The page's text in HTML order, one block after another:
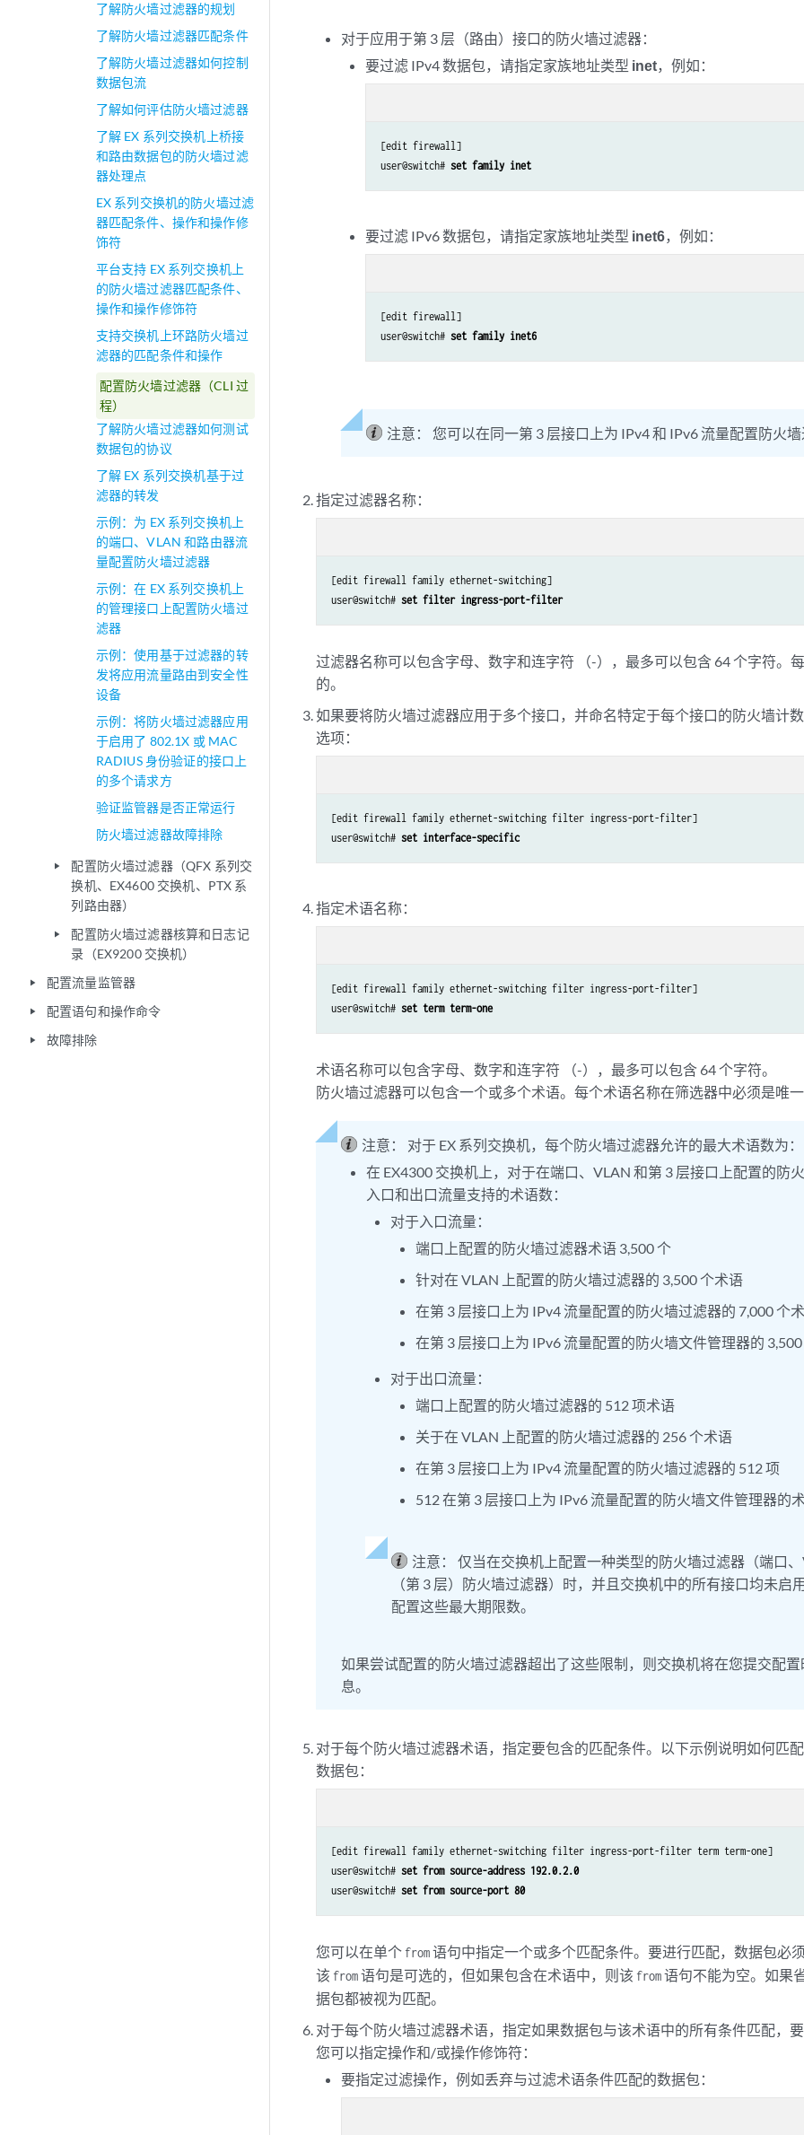
了解防火墙过滤器的规划
了解防火墙过滤器匹配条件
了解防火墙过滤器如何控制
数据包流
了解如何评估防火墙过滤器
了解 EX 系列交换机上桥接
和路由数据包的防火墙过滤
器处理点
EX 系列交换机的防火墙过滤
器匹配条件、操作和操作修
饰符
平台支持 EX 系列交换机上
的防火墙过滤器匹配条件、
操作和操作修饰符
支持交换机上环路防火墙过
滤器的匹配条件和操作
配置防火墙过滤器（CLI 过
程）
了解防火墙过滤器如何测试
数据包的协议
了解 EX 系列交换机基于过
滤器的转发
示例：为 EX 系列交换机上
的端口、VLAN 和路由器流
量配置防火墙过滤器
示例：在 EX 系列交换机上
的管理接口上配置防火墙过
滤器
示例：使用基于过滤器的转
发将应用流量路由到安全性
设备
示例：将防火墙过滤器应用
于启用了 802.1X 或 MAC
RADIUS 身份验证的接口上
的多个请求方
验证监管器是否正常运行
防火墙过滤器故障排除
play_arrow
配置防火墙过滤器（QFX 系列交
换机、EX4600 交换机、PTX 系
列路由器）
play_arrow
配置防火墙过滤器核算和日志记
录（EX9200 交换机）
play_arrow 配置流量监管器
play_arrow 配置语句和操作命令
play_arrow 故障排除
对于应用于第 3 层（路由）接口的防火墙过滤器：
要过滤 IPv4 数据包，请指定家族地址类型 inet，例如：
[edit firewall]
user@switch# set family inet
要过滤 IPv6 数据包，请指定家族地址类型 inet6，例如：
[edit firewall]
user@switch# set family inet6
注意： 您可以在同一第 3 层接口上为 IPv4 和 IPv6 流量配置防火墙
指定过滤器名称：
[edit firewall family ethernet-switching]
user@switch# set filter ingress-port-filter
过滤器名称可以包含字母、数字和连字符 （-），最多可以包含 64 个字符。
的。
如果要将防火墙过滤器应用于多个接口，并命名特定于每个接口的防火墙计
选项：
[edit firewall family ethernet-switching filter ingress-port-filter]
user@switch# set interface-specific
指定术语名称：
[edit firewall family ethernet-switching filter ingress-port-filter]
user@switch# set term term-one
术语名称可以包含字母、数字和连字符 （-），最多可以包含 64 个字符。
防火墙过滤器可以包含一个或多个术语。每个术语名称在筛选器中必须是唯一
注意：
对于 EX 系列交换机，每个防火墙过滤器允许的最大术语数为：
在 EX4300 交换机上，对于在端口、VLAN 和第 3 层接口上配置的防
入口和出口流量支持的术语数：
对于入口流量：
端口上配置的防火墙过滤器术语 3,500 个
针对在 VLAN 上配置的防火墙过滤器的 3,500 个术语
在第 3 层接口上为 IPv4 流量配置的防火墙过滤器的 7,000 个
在第 3 层接口上为 IPv6 流量配置的防火墙文件管理器的
对于出口流量：
端口上配置的防火墙过滤器的 512 项术语
关于在 VLAN 上配置的防火墙过滤器的 256 个术语
在第 3 层接口上为 IPv4 流量配置的防火墙过滤器的 512 项
512 在第 3 层接口上为 IPv6 流量配置的防火墙文件管理器的
注意：
仅当在交换机上配置一种类型的防火墙过滤器（端口
（第 3 层）防火墙过滤器）时，并且交换机中的所有接口均未启
配置这些最大期限数。
如果尝试配置的防火墙过滤器超出了这些限制，则交换机将在您提交配
息。
对于每个防火墙过滤器术语，指定要包含的匹配条件。以下示例说明如何匹
数据包：
[edit firewall family ethernet-switching filter ingress-port-filter term term-one]
user@switch# set from source-address 192.0.2.0
user@switch# set from source-port 80
您可以在单个 from语句中指定一个或多个匹配条件。要进行匹配，数据包必
该 from语句是可选的，但如果包含在术语中，则该 from语句不能为空。如果
据包都被视为匹配。
对于每个防火墙过滤器术语，指定如果数据包与该术语中的所有条件匹配，要
您可以指定操作和/或操作修饰符：
要指定过滤操作，例如丢弃与过滤术语条件匹配的数据包：